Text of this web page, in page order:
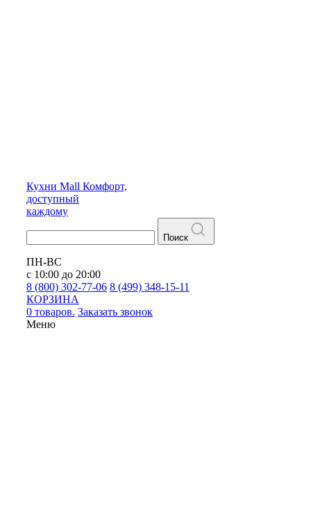
Кухни Mall Комфорт,
доступный
каждому
Поиск
ПН-ВС
с 10:00 до 20:00
8 (800) 302-77-06 8 (499) 348-15-11
КОРЗИНА
0 товаров. Заказать звонок
Меню